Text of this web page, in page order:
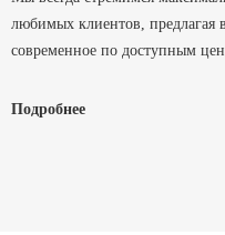
любимых клиентов, предлагая
современное по доступным
Подробнее